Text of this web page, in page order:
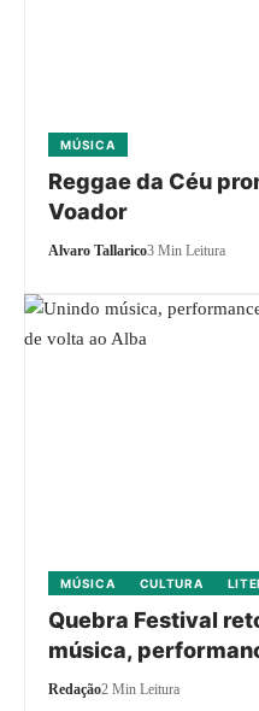
MÚSICA
Reggae da Céu
Voador
Alvaro Tallarico3 Min Leitura
MÚSICA CULTURA
Quebra Festival
música,
Redação2 Min Leitura